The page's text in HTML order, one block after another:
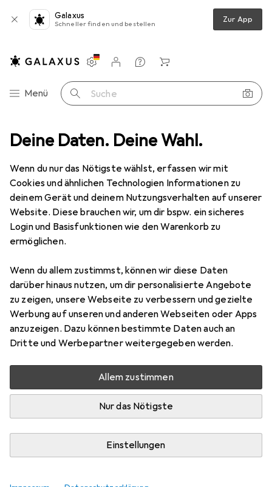
Deine Daten. Deine Wahl.
Wenn du nur das Nötigste wählst, erfassen wir mit
Cookies und ähnlichen Technologien Informationen zu
deinem Gerät und deinem Nutzungsverhalten auf unserer
Website. Diese brauchen wir, um dir bspw. ein sicheres
Login und Basisfunktionen wie den Warenkorb zu
ermöglichen.
Wenn du allem zustimmst, können wir diese Daten
darüber hinaus nutzen, um dir personalisierte Angebote
zu zeigen, unsere Webseite zu verbessern und gezielte
Werbung auf unseren und anderen Webseiten oder Apps
anzuzeigen. Dazu können bestimmte Daten auch an
Dritte und Werbepartner weitergegeben werden.
Allem zustimmen
Nur das Nötigste
Einstellungen
Galaxus
Schneller finden und bestellen Zur App
Navigation nach Kategorien
Menü Suche
Einstellungen
Kundenkonto
Vergleichslisten
Merklisten
Warenkorb
WC Zubehör Toilettenbürste
MSVMichael
EUR
21,78
Bewertungen
Zwischen Mi, 19.8. und Mi, 26.8. geliefert
Benachrichtigen, wenn schneller verfügbar
Lieferort angeben für genaue Lieferzeit
In den Warenkorb